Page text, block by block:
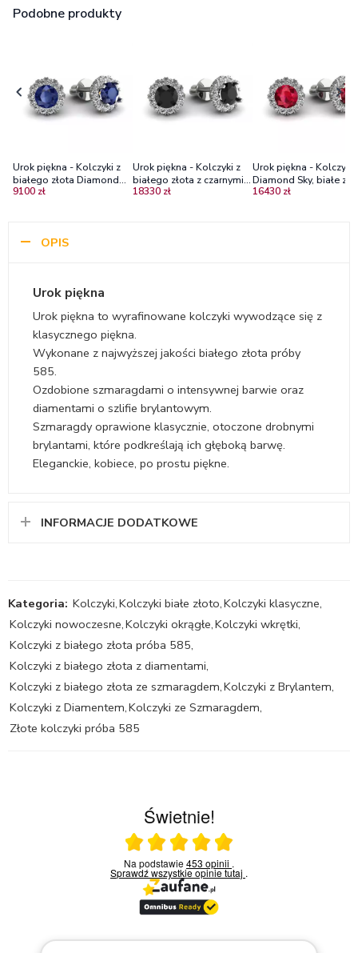
Podobne produkty
Urok piękna - Kolczyki z
białego złota Diamond
Sky z szafirami i
9100 zł
Urok piękna - Kolczyki z
białego złota z czarnymi
diamentami i brylantami
18330 zł
Urok piękna - Kolczyki
Diamond Sky, białe
rubiny, diamenty
16430 zł
OPIS
Urok piękna
Urok piękna to wyrafinowane kolczyki wywodzące się z
klasycznego piękna.
Wykonane z najwyższej jakości białego złota próby
585.
Ozdobione szmaragdami o intensywnej barwie oraz
diamentami o szlifie brylantowym.
Szmaragdy oprawione klasycznie, otoczone drobnymi
brylantami, które podkreślają ich głęboką barwę.
Eleganckie, kobiece, po prostu piękne.
INFORMACJE DODATKOWE
Kategoria: Kolczyki,Kolczyki białe złoto,Kolczyki klasyczne,
Kolczyki nowoczesne,Kolczyki okrągłe,Kolczyki wkrętki,
Kolczyki z białego złota próba 585,
Kolczyki z białego złota z diamentami,
Kolczyki z białego złota ze szmaragdem,Kolczyki z Brylantem,
Kolczyki z Diamentem,Kolczyki ze Szmaragdem,
Złote kolczyki próba 585
Świetnie!
Ocena średnia 5 na 5
Na podstawie453 opinii .
Sprawdź wszystkie opinietutaj .